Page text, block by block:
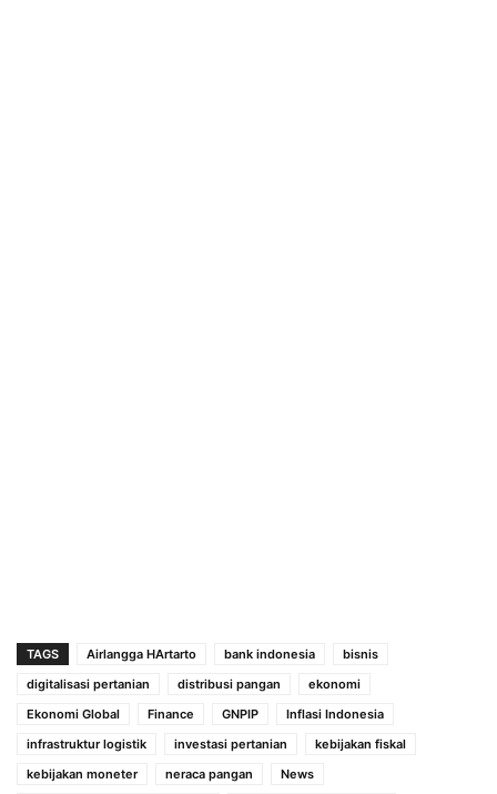
TAGS Airlangga HArtarto bank indonesia
bisnis
digitalisasi pertanian
distribusi pangan
ekonomi
Ekonomi Global
Finance GNPIP
Inflasi Indonesia
infrastruktur logistik
investasi pertanian
kebijakan fiskal
kebijakan moneter
neraca pangan
News